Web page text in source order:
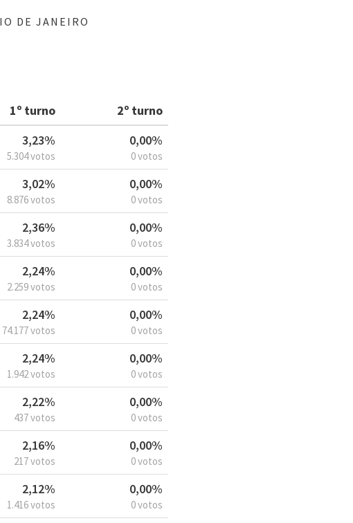
DE JANEIRO
1º turno 2º turno
3,23%
5.304 votos
0,00%
0 votos
3,02%
8.876 votos
0,00%
0 votos
2,36%
3.834 votos
0,00%
0 votos
2,24%
2.259 votos
0,00%
0 votos
2,24%
74.177 votos
0,00%
0 votos
2,24%
1.942 votos
0,00%
0 votos
2,22%
437 votos
0,00%
0 votos
2,16%
217 votos
0,00%
0 votos
2,12%
1.416 votos
0,00%
0 votos